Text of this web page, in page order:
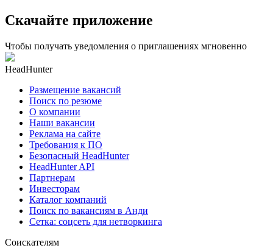
Скачайте приложение
Чтобы получать уведомления о приглашениях мгновенно
HeadHunter
Размещение вакансий
Поиск по резюме
О компании
Наши вакансии
Реклама на сайте
Требования к ПО
Безопасный HeadHunter
HeadHunter API
Партнерам
Инвесторам
Каталог компаний
Поиск по вакансиям в Анди
Сетка: соцсеть для нетворкинга
Соискателям